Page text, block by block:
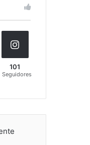
101
Seguidores